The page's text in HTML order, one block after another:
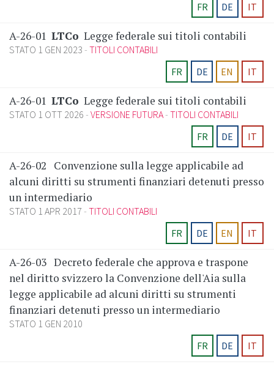
FR
DE IT
A-26-01 LTCo Legge federale sui titoli contabili
STATO 1 GEN 2023 TITOLI CONTABILI
FR
DE EN IT
A-26-01 LTCo Legge federale sui titoli contabili
STATO 1 OTT 2026 VERSIONE FUTURA TITOLI CONTABILI
FR
DE IT
A-26-02
Convenzione sulla legge applicabile ad
alcuni diritti su strumenti finanziari detenuti presso
un intermediario
STATO 1 APR 2017 TITOLI CONTABILI
FR
DE EN IT
A-26-03 Decreto federale che approva e traspone
nel diritto svizzero la Convenzione dell'Aia sulla
legge applicabile ad alcuni diritti su strumenti
finanziari detenuti presso un intermediario
STATO 1 GEN 2010
FR
DE IT